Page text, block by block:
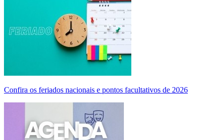
Confira os feriados nacionais e pontos facultativos de 2026